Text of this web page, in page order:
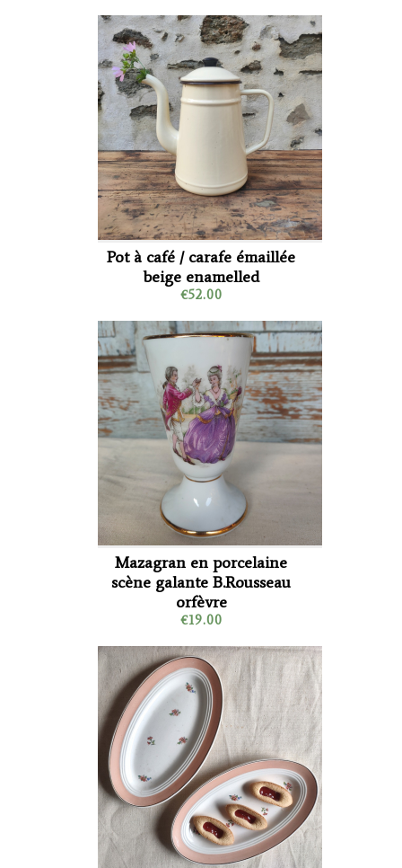
Pot à café / carafe émaillée
beige enamelled
€52.00
Mazagran en porcelaine
scène galante B.Rousseau
orfèvre
€19.00